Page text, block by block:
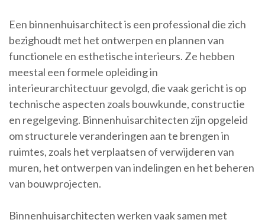
Een binnenhuisarchitect is een professional die zich
bezighoudt met het ontwerpen en plannen van
functionele en esthetische interieurs. Ze hebben
meestal een formele opleiding in
interieurarchitectuur gevolgd, die vaak gericht is op
technische aspecten zoals bouwkunde, constructie
en regelgeving. Binnenhuisarchitecten zijn opgeleid
om structurele veranderingen aan te brengen in
ruimtes, zoals het verplaatsen of verwijderen van
muren, het ontwerpen van indelingen en het beheren
van bouwprojecten.
Binnenhuisarchitecten werken vaak samen met